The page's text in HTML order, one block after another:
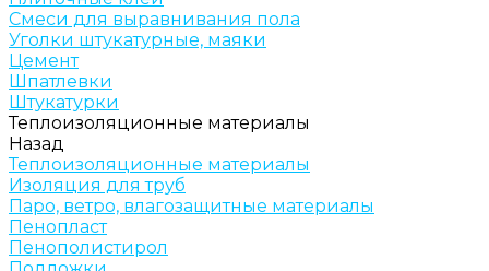
Смеси для выравнивания пола
Уголки штукатурные, маяки
Цемент
Шпатлевки
Штукатурки
Теплоизоляционные материалы
Назад
Теплоизоляционные материалы
Изоляция для труб
Паро, ветро, влагозащитные материалы
Пенопласт
Пенополистирол